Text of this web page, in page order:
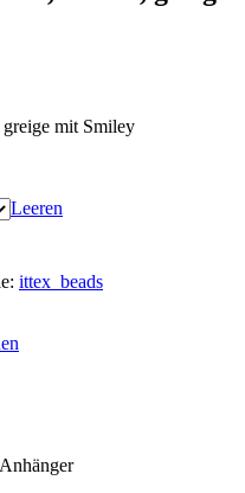
mit Smiley
Leeren
ittex_beads